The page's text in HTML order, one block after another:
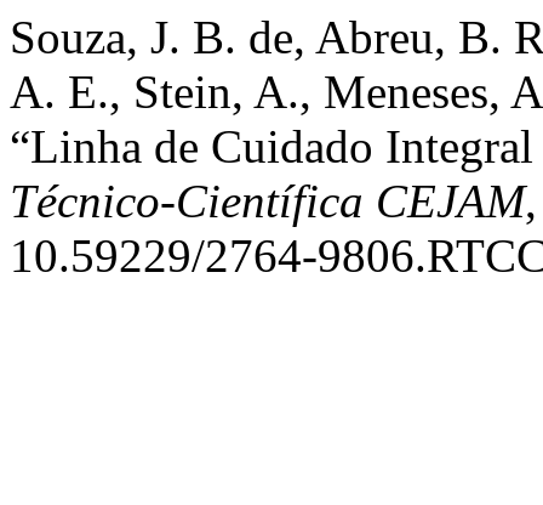
Souza, J. B. de, Abreu, B.
A. E., Stein, A., Meneses,
“Linha de Cuidado
Técnico-Científica CEJAM
10.59229/2764-